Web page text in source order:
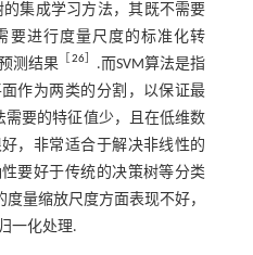
集成学习方法，其既不需要
要进行度量尺度的标准化转
测结果 ［26］
.而SVM算法是指
作为两类的分割，以保证最
需要的特征值少，且在低维数
，非常适合于解决非线性的
要好于传统的决策树等分类
量缩放尺度方面表现不好，
一化处理.